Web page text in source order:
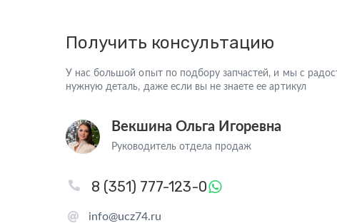
Получить консультацию
У нас большой опыт по подбору запчастей, и мы с
нужную деталь, даже если вы не знаете ее артикул
Векшина Ольга Игоревна
Руководитель отдела продаж
info@ucz74.ru
8 (351) 777-123-0